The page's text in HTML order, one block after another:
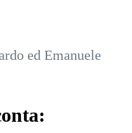
ed Emanuele